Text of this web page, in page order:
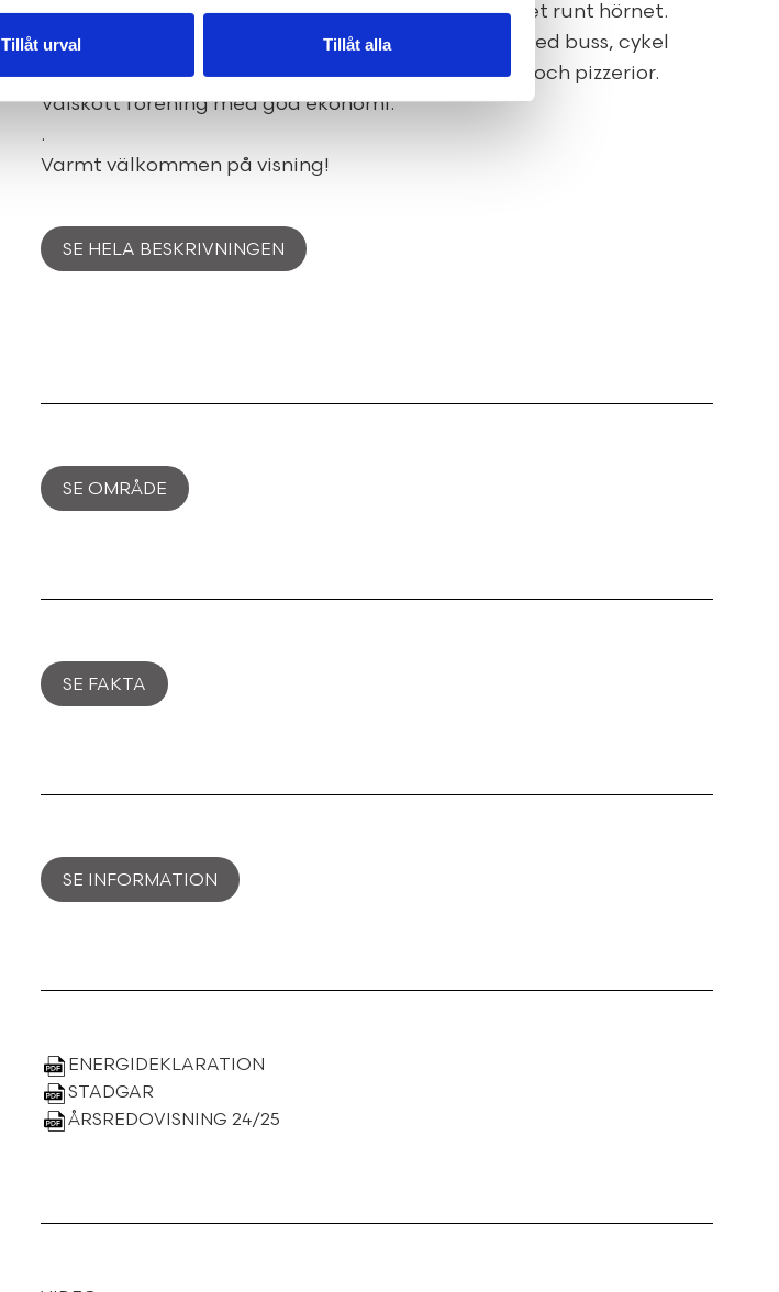
Tillåt urval Tillåt alla
grönområden och vackra natureservatet Oxadrevet runt hörnet.
Samtidigt tar du dig enkelt till Skövdes centrum med buss, cykel
eller bil. I området finns även livsmedelsbutik, gym och pizzerior.
Välskött förening med god ekonomi.
.
Varmt välkommen på visning!
SE HELA BESKRIVNINGEN
SE OMRÅDE
SE FAKTA
SE INFORMATION
ENERGIDEKLARATION
STADGAR
ÅRSREDOVISNING 24/25